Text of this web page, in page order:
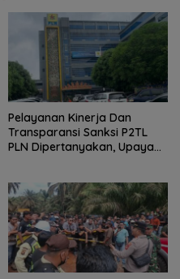
Pelayanan Kinerja Dan
Transparansi Sanksi P2TL
PLN Dipertanyakan, Upaya